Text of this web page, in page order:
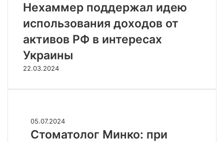
Нехаммер поддержал идею
использования доходов от
активов РФ в интересах
Украины
22.03.2024
С
т
05.07.2024
Стоматолог Минко: при